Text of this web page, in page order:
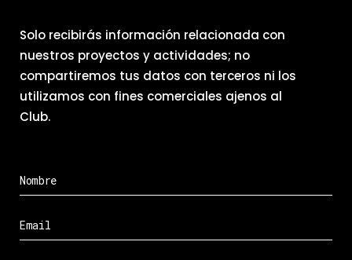
Solo recibirás información relacionada con
nuestros proyectos y actividades; no
compartiremos tus datos con terceros ni los
utilizamos con fines comerciales ajenos al
Club.